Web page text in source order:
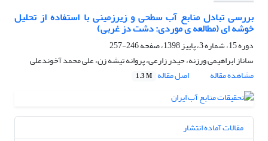
بررسی تبادل منابع آب سطحی و زیرزمینی با استفاده از تحلیل
خوشه ای (مطالعه ی موردی: دشت دز غربی)
دوره 15، شماره 3، پاییز 1398، صفحه
246-257
ساناز ابراهیمی ورزنه، حیدر زارعی، پروانه تیشه زن، علی محمد آخوندعلی
مشاهده مقاله
اصل مقاله 1.3 M
مقالات آماده انتشار